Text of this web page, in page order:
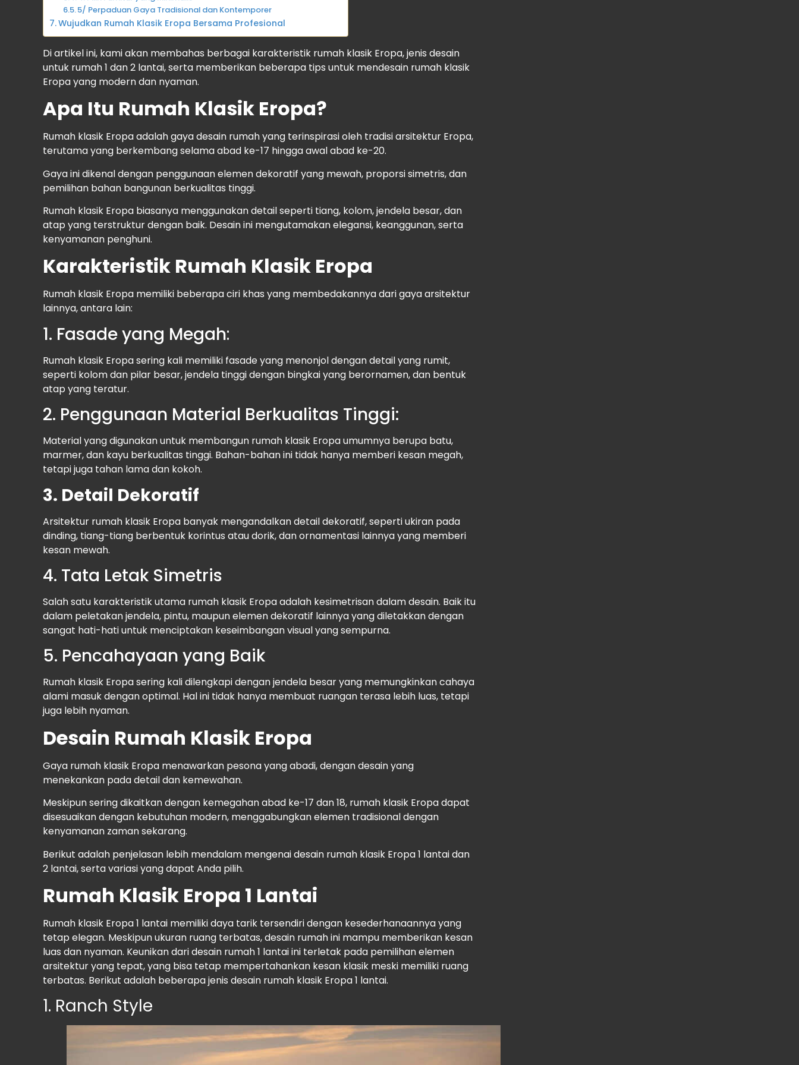
5/ Perpaduan Gaya Tradisional dan Kontemporer
Wujudkan Rumah Klasik Eropa Bersama Profesional
Di artikel ini, kami akan membahas berbagai karakteristik rumah klasik Eropa, jenis desain
untuk rumah 1 dan 2 lantai, serta memberikan beberapa tips untuk mendesain rumah klasik
Eropa yang modern dan nyaman.
Apa Itu Rumah Klasik Eropa?
Rumah klasik Eropa adalah gaya desain rumah yang terinspirasi oleh tradisi arsitektur Eropa,
terutama yang berkembang selama abad ke-17 hingga awal abad ke-20.
Gaya ini dikenal dengan penggunaan elemen dekoratif yang mewah, proporsi simetris, dan
pemilihan bahan bangunan berkualitas tinggi.
Rumah klasik Eropa biasanya menggunakan detail seperti tiang, kolom, jendela besar, dan
atap yang terstruktur dengan baik. Desain ini mengutamakan elegansi, keanggunan, serta
kenyamanan penghuni.
Karakteristik Rumah Klasik Eropa
Rumah klasik Eropa memiliki beberapa ciri khas yang membedakannya dari gaya arsitektur
lainnya, antara lain:
1. Fasade yang Megah:
Rumah klasik Eropa sering kali memiliki fasade yang menonjol dengan detail yang rumit,
seperti kolom dan pilar besar, jendela tinggi dengan bingkai yang berornamen, dan bentuk
atap yang teratur.
2. Penggunaan Material Berkualitas Tinggi:
Material yang digunakan untuk membangun rumah klasik Eropa umumnya berupa batu,
marmer, dan kayu berkualitas tinggi. Bahan-bahan ini tidak hanya memberi kesan megah,
tetapi juga tahan lama dan kokoh.
3. Detail Dekoratif
Arsitektur rumah klasik Eropa banyak mengandalkan detail dekoratif, seperti ukiran pada
dinding, tiang-tiang berbentuk korintus atau dorik, dan ornamentasi lainnya yang memberi
kesan mewah.
4. Tata Letak Simetris
Salah satu karakteristik utama rumah klasik Eropa adalah kesimetrisan dalam desain. Baik itu
dalam peletakan jendela, pintu, maupun elemen dekoratif lainnya yang diletakkan dengan
sangat hati-hati untuk menciptakan keseimbangan visual yang sempurna.
5. Pencahayaan yang Baik
Rumah klasik Eropa sering kali dilengkapi dengan jendela besar yang memungkinkan cahaya
alami masuk dengan optimal. Hal ini tidak hanya membuat ruangan terasa lebih luas, tetapi
juga lebih nyaman.
Desain Rumah Klasik Eropa
Gaya rumah klasik Eropa menawarkan pesona yang abadi, dengan desain yang
menekankan pada detail dan kemewahan.
Meskipun sering dikaitkan dengan kemegahan abad ke-17 dan 18, rumah klasik Eropa dapat
disesuaikan dengan kebutuhan modern, menggabungkan elemen tradisional dengan
kenyamanan zaman sekarang.
Berikut adalah penjelasan lebih mendalam mengenai desain rumah klasik Eropa 1 lantai dan
2 lantai, serta variasi yang dapat Anda pilih.
Rumah Klasik Eropa 1 Lantai
Rumah klasik Eropa 1 lantai memiliki daya tarik tersendiri dengan kesederhanaannya yang
tetap elegan. Meskipun ukuran ruang terbatas, desain rumah ini mampu memberikan kesan
luas dan nyaman. Keunikan dari desain rumah 1 lantai ini terletak pada pemilihan elemen
arsitektur yang tepat, yang bisa tetap mempertahankan kesan klasik meski memiliki ruang
terbatas. Berikut adalah beberapa jenis desain rumah klasik Eropa 1 lantai.
1. Ranch Style